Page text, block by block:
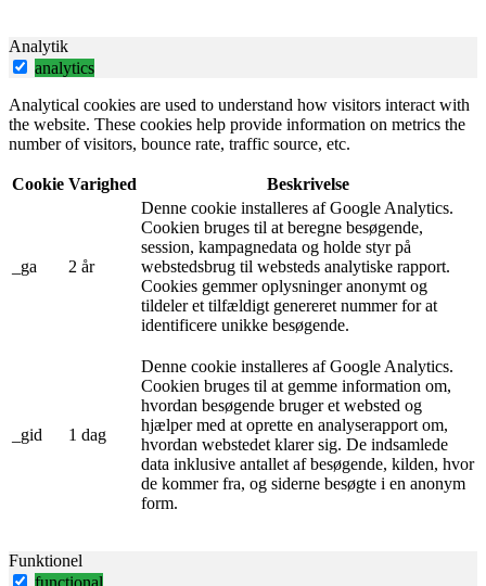
Analytik
analytics
Analytical cookies are used to understand how visitors interact with
the website. These cookies help provide information on metrics the
number of visitors, bounce rate, traffic source, etc.
Cookie Varighed Beskrivelse
_ga 2 år
Denne cookie installeres af Google Analytics.
Cookien bruges til at beregne besøgende,
session, kampagnedata og holde styr på
webstedsbrug til websteds analytiske rapport.
Cookies gemmer oplysninger anonymt og
tildeler et tilfældigt genereret nummer for at
identificere unikke besøgende.
_gid 1 dag
Denne cookie installeres af Google Analytics.
Cookien bruges til at gemme information om,
hvordan besøgende bruger et websted og
hjælper med at oprette en analyserapport om,
hvordan webstedet klarer sig. De indsamlede
data inklusive antallet af besøgende, kilden, hvor
de kommer fra, og siderne besøgte i en anonym
form.
Funktionel